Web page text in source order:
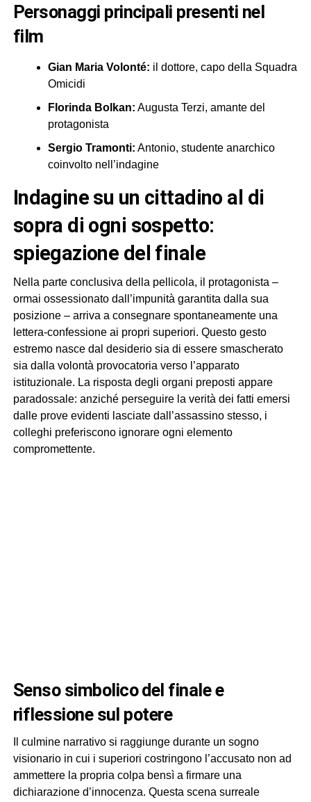
personaggi principali presenti nel
film
Gian Maria Volonté: il dottore, capo della Squadra
Omicidi
Florinda Bolkan: Augusta Terzi, amante del
protagonista
Sergio Tramonti: Antonio, studente anarchico
coinvolto nell’indagine
indagine su un cittadino al di
sopra di ogni sospetto:
spiegazione del finale
Nella parte conclusiva della pellicola, il protagonista –
ormai ossessionato dall’impunità garantita dalla sua
posizione – arriva a consegnare spontaneamente una
lettera-confessione ai propri superiori. Questo gesto
estremo nasce dal desiderio sia di essere smascherato
sia dalla volontà provocatoria verso l’apparato
istituzionale. La risposta degli organi preposti appare
paradossale: anziché perseguire la verità dei fatti emersi
dalle prove evidenti lasciate dall’assassino stesso, i
colleghi preferiscono ignorare ogni elemento
compromettente.
senso simbolico del finale e
riflessione sul potere
Il culmine narrativo si raggiunge durante un sogno
visionario in cui i superiori costringono l’accusato non ad
ammettere la propria colpa bensì a firmare una
dichiarazione d’innocenza. Questa scena surreale